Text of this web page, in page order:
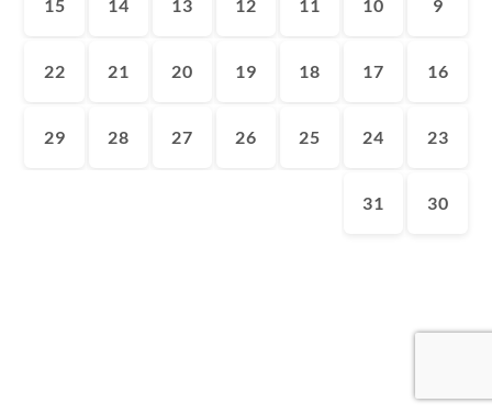
9
10
11
12
13
14
15
16
17
18
19
20
21
22
23
24
25
26
27
28
29
30
31